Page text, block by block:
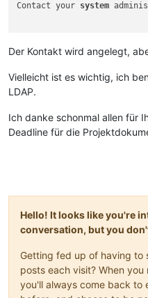
Contact your system
Der Kontakt wird angelegt,
Vielleicht ist es wichtig, ich
LDAP.
Ich danke schonmal allen für
Deadline für die
Hello! It looks like you're
conversation, but you
Getting fed up of having to
posts each visit? When
you'll always come back to